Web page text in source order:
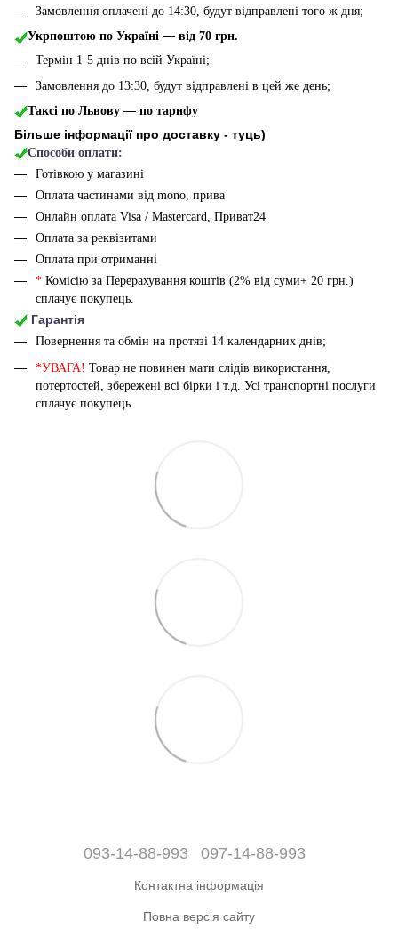
Замовлення оплачені до 14:30, будут відправлені того ж дня;
Укрпоштою по Україні — від 70 грн.
Термін 1-5 днів по всій Україні;
Замовлення до 13:30, будут відправлені в цей же день;
Таксі по Львову — по тарифу
Більше інформації про доставку - туць)
Способи оплати:
Готівкою у магазині
Оплата частинами від mono, прива
Онлайн оплата Visa / Mastercard, Приват24
Оплата за реквізитами
Оплата при отриманні
* Комісію за Перерахування коштів (2% від суми+ 20 грн.)
сплачує покупець.
Гарантія
Повернення та обмін на протязі 14 календарних днів;
*УВАГА! Товар не повинен мати слідів використання,
потертостей, збережені всі бірки і т.д. Усі транспортні послуги
сплачує покупець
093-14-88-993 097-14-88-993
Контактна інформація
Повна версія сайту